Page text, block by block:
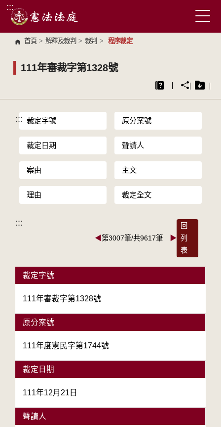
跳到主要內容區塊
:::
首頁 > 解釋及裁判 > 裁判 > 程序裁定
111年審裁字第1328號
::: 裁定字號 原分案號
裁定日期 聲請人
案由 主文
理由 裁定全文
:::
◀第3007筆/共9617筆 ▶
回
列
表
裁定字號
111年審裁字第1328號
原分案號
111年度憲民字第1744號
裁定日期
111年12月21日
聲請人